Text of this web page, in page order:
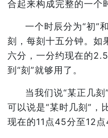
合起来构成完整的一个
一个时辰分为“初”
刻，每刻十五分钟。如
六分，一分约现在的
到“刻”就够用了。
当我们说“某正几
可以说是“某时几刻”，
现在的11点45分至12点